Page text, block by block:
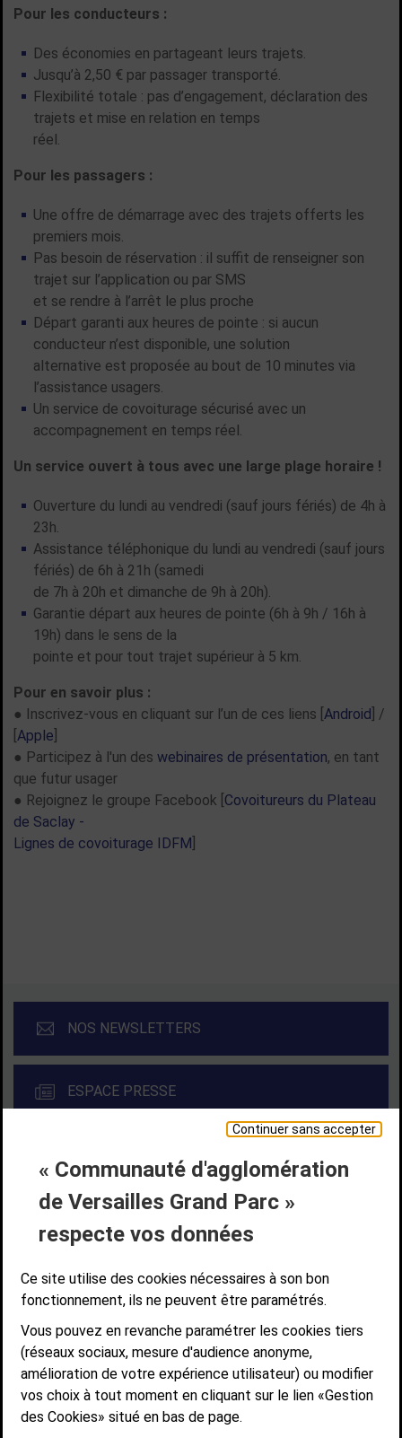
Continuer sans accepter
« Communauté d'agglomération
de Versailles Grand Parc »
respecte vos données
Ce site utilise des cookies nécessaires à son bon
fonctionnement, ils ne peuvent être paramétrés.
Vous pouvez en revanche paramétrer les cookies tiers
(réseaux sociaux, mesure d'audience anonyme,
amélioration de votre expérience utilisateur) ou modifier
vos choix à tout moment en cliquant sur le lien «Gestion
des Cookies» situé en bas de page.
Pour les conducteurs :
Des économies en partageant leurs trajets.
Jusqu’à 2,50 € par passager transporté.
Flexibilité totale : pas d’engagement, déclaration des
trajets et mise en relation en temps
réel.
Pour les passagers :
Une offre de démarrage avec des trajets offerts les
premiers mois.
Pas besoin de réservation : il suffit de renseigner son
trajet sur l’application ou par SMS
et se rendre à l’arrêt le plus proche
Départ garanti aux heures de pointe : si aucun
conducteur n’est disponible, une solution
alternative est proposée au bout de 10 minutes via
l’assistance usagers.
Un service de covoiturage sécurisé avec un
accompagnement en temps réel.
Un service ouvert à tous avec une large plage horaire !
Ouverture du lundi au vendredi (sauf jours fériés) de 4h à
23h.
Assistance téléphonique du lundi au vendredi (sauf jours
fériés) de 6h à 21h (samedi
de 7h à 20h et dimanche de 9h à 20h).
Garantie départ aux heures de pointe (6h à 9h / 16h à
19h) dans le sens de la
pointe et pour tout trajet supérieur à 5 km.
Pour en savoir plus :
● Inscrivez-vous en cliquant sur l’un de ces liens [ Android ] /
Apple
● Participez à l'un des webinaires de présentation, en tant
que futur usager
● Rejoignez le groupe Facebook [ Covoitureurs du Plateau
de Saclay -
Lignes de covoiturage IDFM
NOS NEWSLETTERS
ESPACE PRESSE
Liens bas de page
CONTACT MENTIONS LÉGALES
PLAN DE SITE
ACCESSIBILITÉ NUMÉRIQUE
GESTION DES COOKIES
Suivez-nous
SUIVEZ-NOUS SUR
Communauté d'agglomération de Versailles
Grand Parc
6, AVENUE DE PARIS - CS 10922 - 78009 VERSAILLES CEDEX
STANDARD : 01 39 66 30 00 - OUVERT DU LUNDI AU VENDREDI DE 9H À